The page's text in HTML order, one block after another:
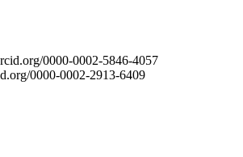
0000-0002-5846-4057
0000-0002-2913-6409